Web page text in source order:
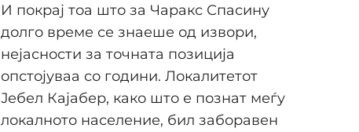
И покрај тоа што за Чаракс Спасину
долго време се знаеше од извори,
нејасности за точната позиција
опстојуваа со години. Локалитетот
Јебел Кајабер, како што е познат меѓу
локалното население, бил заборавен